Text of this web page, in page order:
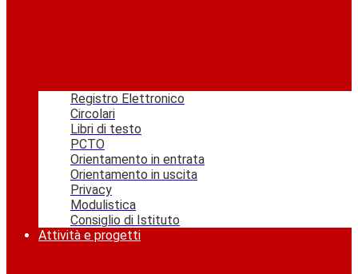
Registro Elettronico
Circolari
Libri di testo
PCTO
Orientamento in entrata
Orientamento in uscita
Privacy
Modulistica
Consiglio di Istituto
Attività e progetti